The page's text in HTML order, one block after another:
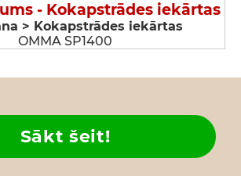
- Kokapstrādes iekārtas
> Kokapstrādes iekārtas
OMMA SP1400
Sākt šeit!